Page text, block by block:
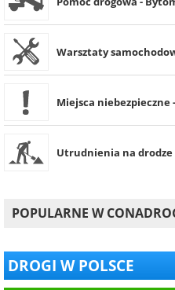
Warsztaty
Miejsca niebezpieczne
Utrudnienia na drodze
POPULARNE W
DROGI W POLSCE